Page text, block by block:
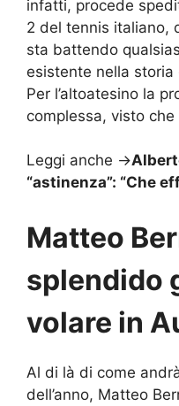
infatti, procede
2 del tennis italiano,
sta battendo
esistente nella
Per l’altoatesino la
complessa, visto
Leggi anche ->
“astinenza”: “Che
Matteo
splendido
volare in
Al di là di come
dell’anno, Matteo